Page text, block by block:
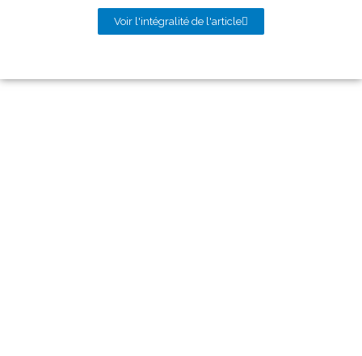
Voir l'intégralité de l'article